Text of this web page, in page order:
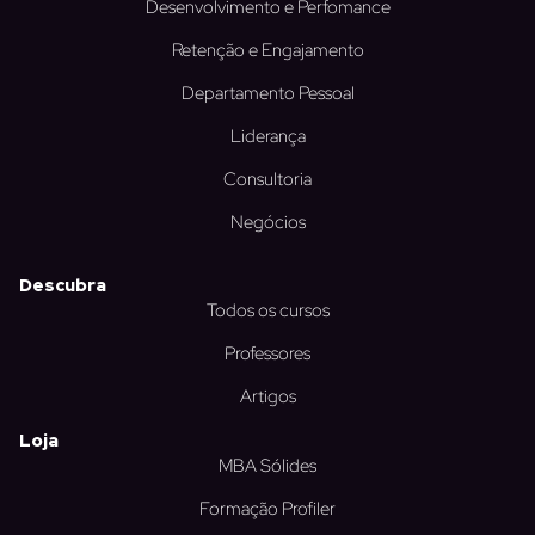
Desenvolvimento e Perfomance
Retenção e Engajamento
Departamento Pessoal
Liderança
Consultoria
Negócios
Descubra
Todos os cursos
Professores
Artigos
Loja
MBA Sólides
Formação Profiler